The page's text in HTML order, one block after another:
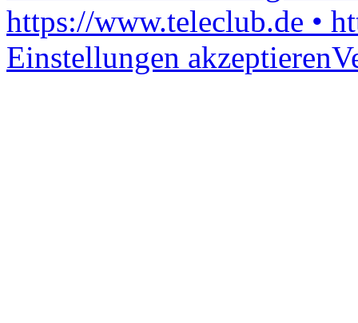
https://www.teleclub.de •
Einstellungen akzeptieren